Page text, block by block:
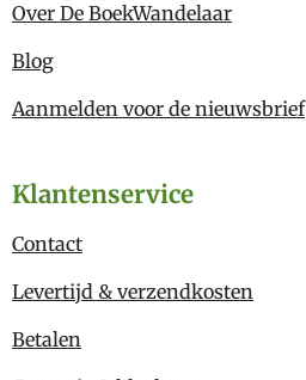
Over De BoekWandelaar
Blog
Aanmelden voor de nieuwsbrief
Klantenservice
Contact
Levertijd & verzendkosten
Betalen